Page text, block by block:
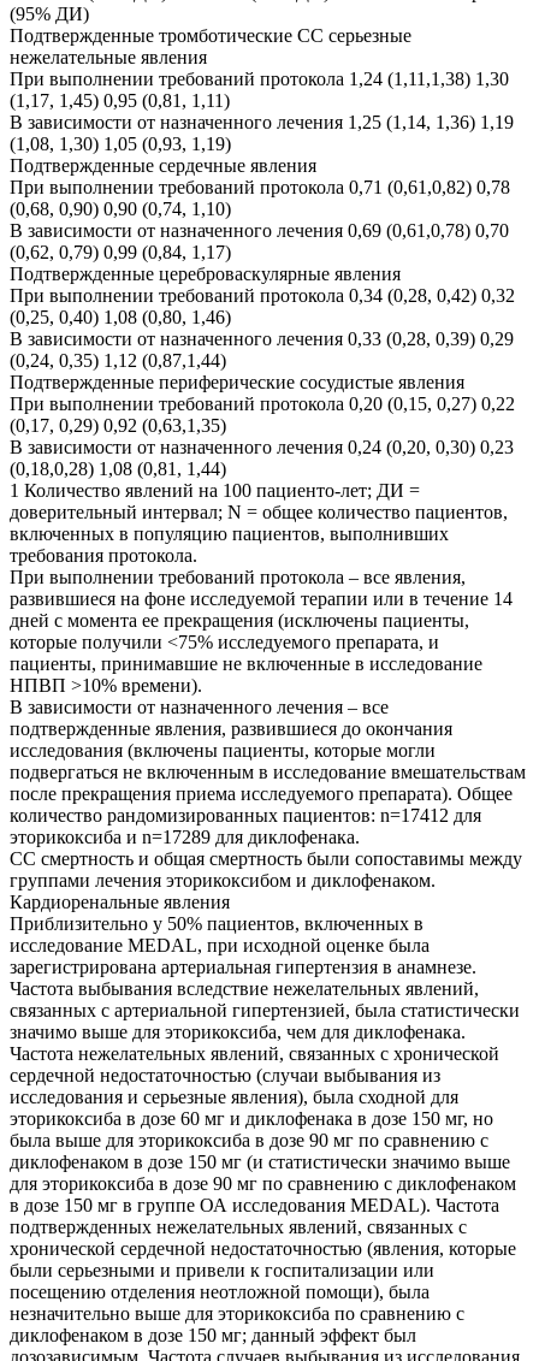
(95% ДИ)
Подтвержденные тромботические СС серьезные
нежелательные явления
При выполнении требований протокола 1,24 (1,11,1,38) 1,30
(1,17, 1,45) 0,95 (0,81, 1,11)
В зависимости от назначенного лечения 1,25 (1,14, 1,36) 1,19
(1,08, 1,30) 1,05 (0,93, 1,19)
Подтвержденные сердечные явления
При выполнении требований протокола 0,71 (0,61,0,82) 0,78
(0,68, 0,90) 0,90 (0,74, 1,10)
В зависимости от назначенного лечения 0,69 (0,61,0,78) 0,70
(0,62, 0,79) 0,99 (0,84, 1,17)
Подтвержденные цереброваскулярные явления
При выполнении требований протокола 0,34 (0,28, 0,42) 0,32
(0,25, 0,40) 1,08 (0,80, 1,46)
В зависимости от назначенного лечения 0,33 (0,28, 0,39) 0,29
(0,24, 0,35) 1,12 (0,87,1,44)
Подтвержденные периферические сосудистые явления
При выполнении требований протокола 0,20 (0,15, 0,27) 0,22
(0,17, 0,29) 0,92 (0,63,1,35)
В зависимости от назначенного лечения 0,24 (0,20, 0,30) 0,23
(0,18,0,28) 1,08 (0,81, 1,44)
1 Количество явлений на 100 пациенто-лет; ДИ =
доверительный интервал; N = общее количество пациентов,
включенных в популяцию пациентов, выполнивших
требования протокола.
При выполнении требований протокола – все явления,
развившиеся на фоне исследуемой терапии или в течение 14
дней с момента ее прекращения (исключены пациенты,
которые получили <75% исследуемого препарата, и
пациенты, принимавшие не включенные в исследование
НПВП >10% времени).
В зависимости от назначенного лечения – все
подтвержденные явления, развившиеся до окончания
исследования (включены пациенты, которые могли
подвергаться не включенным в исследование вмешательствам
после прекращения приема исследуемого препарата). Общее
количество рандомизированных пациентов: n=17412 для
эторикоксиба и n=17289 для диклофенака.
СС смертность и общая смертность были сопоставимы между
группами лечения эторикоксибом и диклофенаком.
Кардиоренальные явления
Приблизительно у 50% пациентов, включенных в
исследование MEDAL, при исходной оценке была
зарегистрирована артериальная гипертензия в анамнезе.
Частота выбывания вследствие нежелательных явлений,
связанных с артериальной гипертензией, была статистически
значимо выше для эторикоксиба, чем для диклофенака.
Частота нежелательных явлений, связанных с хронической
сердечной недостаточностью (случаи выбывания из
исследования и серьезные явления), была сходной для
эторикоксиба в дозе 60 мг и диклофенака в дозе 150 мг, но
была выше для эторикоксиба в дозе 90 мг по сравнению с
диклофенаком в дозе 150 мг (и статистически значимо выше
для эторикоксиба в дозе 90 мг по сравнению с диклофенаком
в дозе 150 мг в группе ОА исследования MEDAL). Частота
подтвержденных нежелательных явлений, связанных с
хронической сердечной недостаточностью (явления, которые
были серьезными и привели к госпитализации или
посещению отделения неотложной помощи), была
незначительно выше для эторикоксиба по сравнению с
диклофенаком в дозе 150 мг; данный эффект был
дозозависимым. Частота случаев выбывания из исследования